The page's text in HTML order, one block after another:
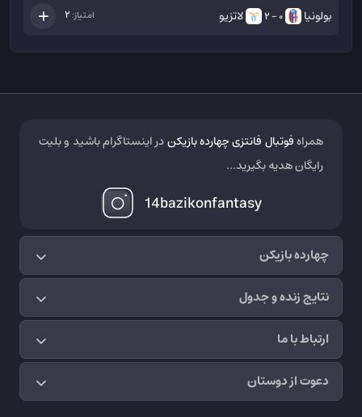
بولونیا 0 - 2 لاتزیو امتیاز: 2
چهارده بازیکن
نتایج زنده و جدول
ارتباط با ما
دعوت از دوستان
همراهفوتبال فانتزی چهارده بازیکندر اینستاگرام باشید و بلیت
رایگان هدیه بگیرید...
14bazikonfantasy